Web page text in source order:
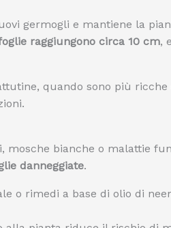
germogli e mantiene la
raggiungono circa 10 cm,
quando sono più ricche
mosche bianche o malattie
danneggiate.
o rimedi a base di olio di